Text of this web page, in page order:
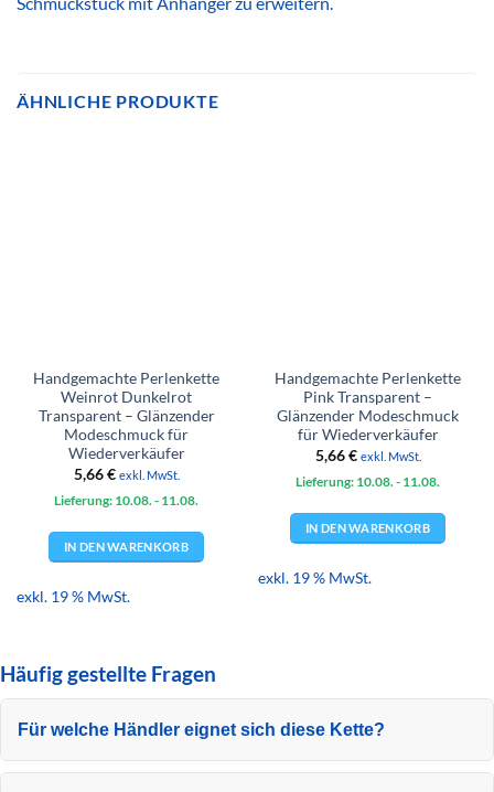
ÄHNLICHE PRODUKTE
Handgemachte Perlenkette
Weinrot Dunkelrot
Transparent – Glänzender
Modeschmuck für
Wiederverkäufer
5,66€ exkl. MwSt.
Lieferung: 10.08. - 11.08.
IN DEN WARENKORB
exkl. 19 % MwSt.
Handgemachte Perlenkette
Pink Transparent –
Glänzender Modeschmuck
für Wiederverkäufer
5,66€ exkl. MwSt.
Lieferung: 10.08. - 11.08.
IN DEN WARENKORB
exkl. 19 % MwSt.
Häufig gestellte Fragen
Für welche Händler eignet sich diese Kette?